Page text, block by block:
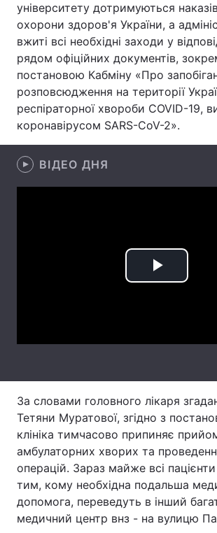
Здоров'я
Цікавинки Погода
Екологія Регіони
Лонгріди
Тема оформлення
університету дотримуються
охорони здоров'я України, а
вжиті всі необхідні заходи у
рядом офіційних документів,
постановою Кабміну «Про
розповсюдження на території
респіраторної хвороби COVID-19,
коронавірусом SARS-CoV-2».
ВІДЕО ДНЯ
Play
За словами головного лікаря
Тетяни Муратової, згідно з
клініка тимчасово припиняє
амбулаторних хворих та
операцій. Зараз майже всі
тим, кому необхідна подальша
допомога, переведуть в інший
медичний центр внз - на вулицю